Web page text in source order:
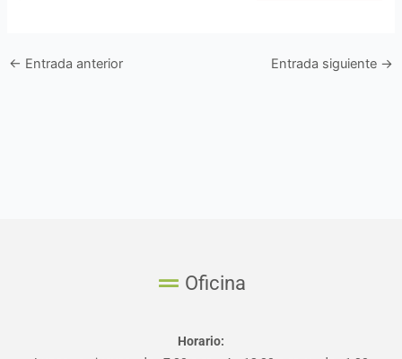
← Entrada anterior Entrada siguiente →
Oficina
Horario: